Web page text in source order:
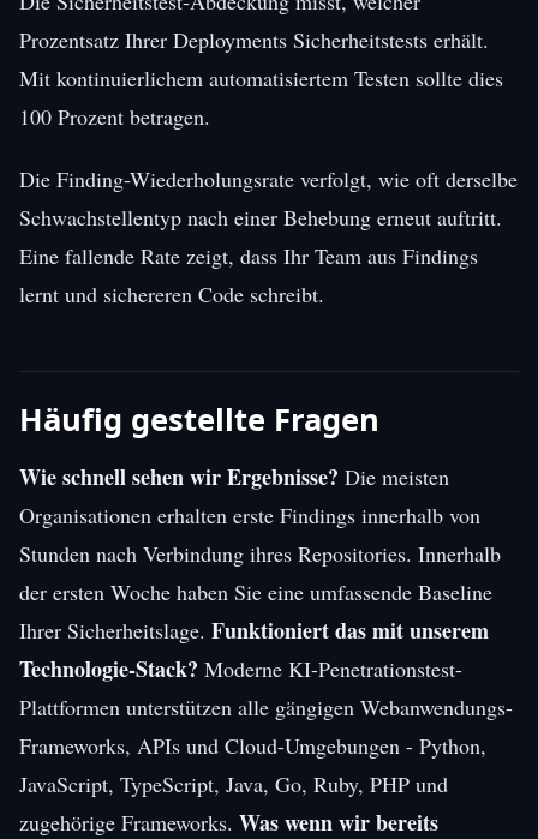
Prozentsatz Ihrer Deployments Sicherheitstests erhält.
Mit kontinuierlichem automatisiertem Testen sollte dies
100 Prozent betragen.
Die Finding-Wiederholungsrate verfolgt, wie oft derselbe
Schwachstellentyp nach einer Behebung erneut auftritt.
Eine fallende Rate zeigt, dass Ihr Team aus Findings
lernt und sichereren Code schreibt.
Häufig gestellte Fragen
Wie schnell sehen wir Ergebnisse? Die meisten
Organisationen erhalten erste Findings innerhalb von
Stunden nach Verbindung ihres Repositories. Innerhalb
der ersten Woche haben Sie eine umfassende Baseline
Ihrer Sicherheitslage. Funktioniert das mit unserem
Technologie-Stack? Moderne KI-Penetrationstest-
Plattformen unterstützen alle gängigen Webanwendungs-
Frameworks, APIs und Cloud-Umgebungen - Python,
JavaScript, TypeScript, Java, Go, Ruby, PHP und
zugehörige Frameworks. Was wenn wir bereits